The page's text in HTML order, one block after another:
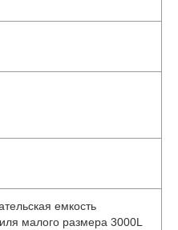
емкость
малого размера 3000L